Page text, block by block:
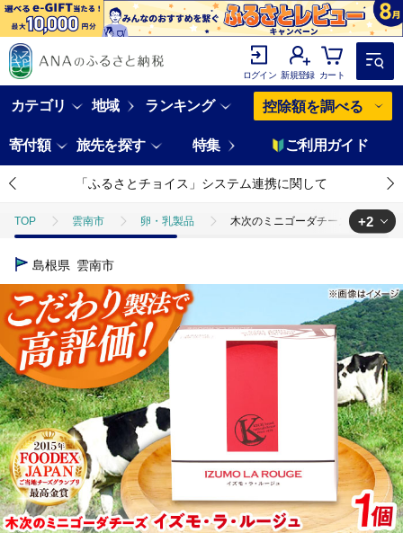
ログイン 新規登録 カート
カテゴリ 地域 ランキング 控除額を調べる
寄付額 旅先を探す 特集 ご利用ガイド
「ふるさとチョイス」システム連携に関して
TOP 雲南市 卵・乳製品 木次のミニゴーダチーズ イズモ・
TOP
TOP 卵・乳製品 チーズ 木次のミニゴーダチーズ イズモ
+2
島根県 雲南市